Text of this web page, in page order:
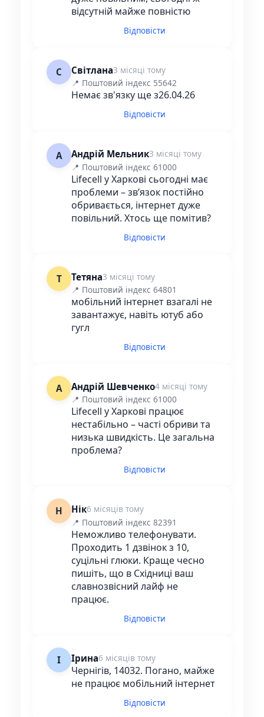
відсутній майже повністю
Відповісти
С Світлана3 місяці тому
📍 Поштовий індекс 55642
Немає зв'язку ще з26.04.26
Відповісти
А Андрій Мельник3 місяці тому
📍 Поштовий індекс 61000
Lifecell у Харкові сьогодні має
проблеми – зв’язок постійно
обривається, інтернет дуже
повільний. Хтось ще помітив?
Відповісти
Т Тетяна3 місяці тому
📍 Поштовий індекс 64801
мобільний інтернет взагалі не
завантажує, навіть ютуб або
гугл
Відповісти
А Андрій Шевченко4 місяці тому
📍 Поштовий індекс 61000
Lifecell у Харкові працює
нестабільно – часті обриви та
низька швидкість. Це загальна
проблема?
Відповісти
Н Нік6 місяців тому
📍 Поштовий індекс 82391
Неможливо телефонувати.
Проходить 1 дзвінок з 10,
суцільні глюки. Краще чесно
пишіть, що в Східниці ваш
славнозвісний лайф не
працює.
Відповісти
І Ірина6 місяців тому
Чернігів, 14032. Погано, майже
не працює мобільний інтернет
Відповісти